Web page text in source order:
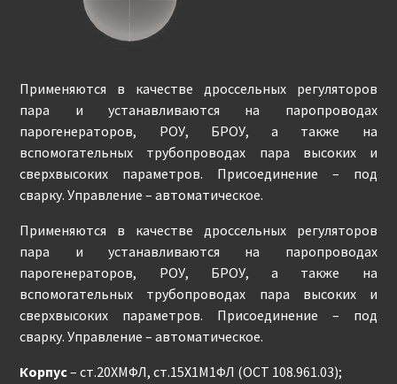
Применяются в качестве дроссельных регуляторов
пара и устанавливаются на паропроводах
парогенераторов, РОУ, БРОУ, а также на
вспомогательных трубопроводах пара высоких и
сверхвысоких параметров. Присоединение – под
сварку. Управление – автоматическое.
Применяются в качестве дроссельных регуляторов
пара и устанавливаются на паропроводах
парогенераторов, РОУ, БРОУ, а также на
вспомогательных трубопроводах пара высоких и
сверхвысоких параметров. Присоединение – под
сварку. Управление – автоматическое.
Корпус– ст.20ХМФЛ, ст.15Х1М1ФЛ (ОСТ 108.961.03);